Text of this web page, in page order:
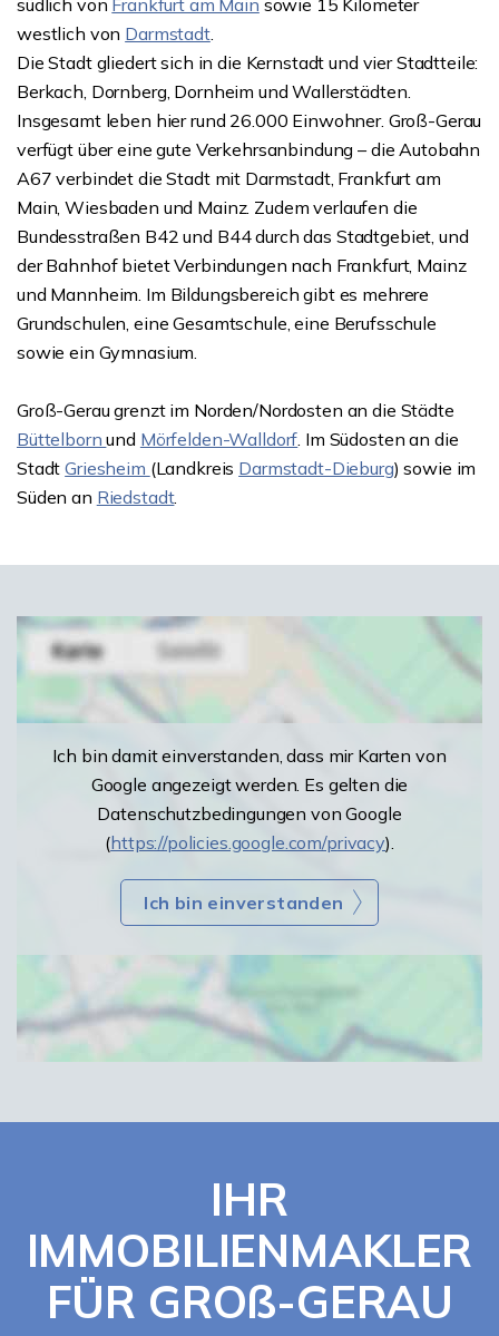
südlich von Frankfurt am Main sowie 15 Kilometer
westlich von Darmstadt.
Die Stadt gliedert sich in die Kernstadt und vier Stadtteile:
Berkach, Dornberg, Dornheim und Wallerstädten.
Insgesamt leben hier rund 26.000 Einwohner. Groß-Gerau
verfügt über eine gute Verkehrsanbindung – die Autobahn
A67 verbindet die Stadt mit Darmstadt, Frankfurt am
Main, Wiesbaden und Mainz. Zudem verlaufen die
Bundesstraßen B42 und B44 durch das Stadtgebiet, und
der Bahnhof bietet Verbindungen nach Frankfurt, Mainz
und Mannheim. Im Bildungsbereich gibt es mehrere
Grundschulen, eine Gesamtschule, eine Berufsschule
sowie ein Gymnasium.
Groß-Gerau grenzt im Norden/Nordosten an die Städte
Büttelbornund Mörfelden-Walldorf. Im Südosten an die
StadtGriesheim (Landkreis Darmstadt-Dieburg) sowie im
Süden an Riedstadt.
Ich bin damit einverstanden, dass mir Karten von
Google angezeigt werden. Es gelten die
Datenschutzbedingungen von Google
(https://policies.google.com/privacy).
Ich bin einverstanden
IHR
IMMOBILIENMAKLER
FÜR GROß-GERAU